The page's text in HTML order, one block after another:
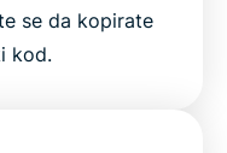
se da kopirate
kod.